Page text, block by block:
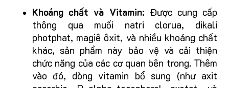
Khoáng chất và Vitamin: Được cung cấp
thông qua muối natri clorua, dikali
photphat, magiê ôxit, và nhiều khoáng chất
khác, sản phẩm này bảo vệ và cải thiện
chức năng của các cơ quan bên trong. Thêm
vào đó, dòng vitamin bổ sung (như axit